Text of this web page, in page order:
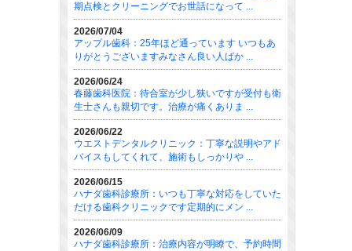
期点検とクリーニングでお世話になって ...
2026/07/04
アップル歯科：25年ほど通っています いつもあ
りがとうございますみなさん良い人ばか ...
2026/06/24
春藤歯科医院：待合室が少し狭いですが受付も衛
生士さんも親切です。治療が痛くありま ...
2026/06/22
ウエストデンタルクリニック：丁寧な説明やアド
バイスもしてくれて、施術もしっかりや ...
2026/06/15
ハナダ歯科診療所：いつも丁寧な対応をしていた
だける歯科クリニックです定期的にメン ...
2026/06/09
ハナダ歯科診療所：治療内容が明瞭で、予約時間